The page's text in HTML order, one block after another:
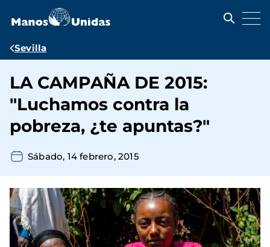
contenido
Ruta
navegación
Sevilla
LA CAMPAÑA DE 2015:
"Luchamos contra la
pobreza, ¿te apuntas?"
Sábado, 14 febrero, 2015